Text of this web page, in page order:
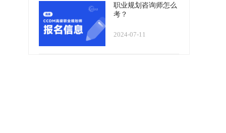
职业规划咨询师怎么
考？
2024-07-11